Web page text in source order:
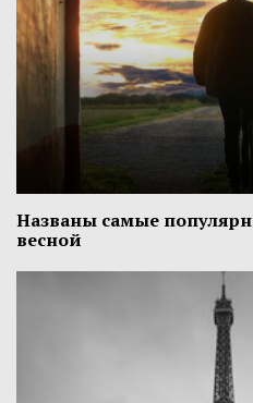
Названы самые
весной